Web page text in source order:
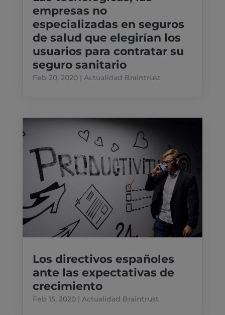
empresas no
especializadas en seguros
de salud que elegirían los
usuarios para contratar su
seguro sanitario
Feb 20, 2020| Actualidad Braintrust
Los directivos españoles
ante las expectativas de
crecimiento
Feb 15, 2020| Actualidad Braintrust